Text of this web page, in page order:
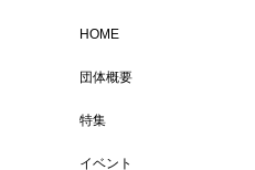
HOME
団体概要
特集
イベント